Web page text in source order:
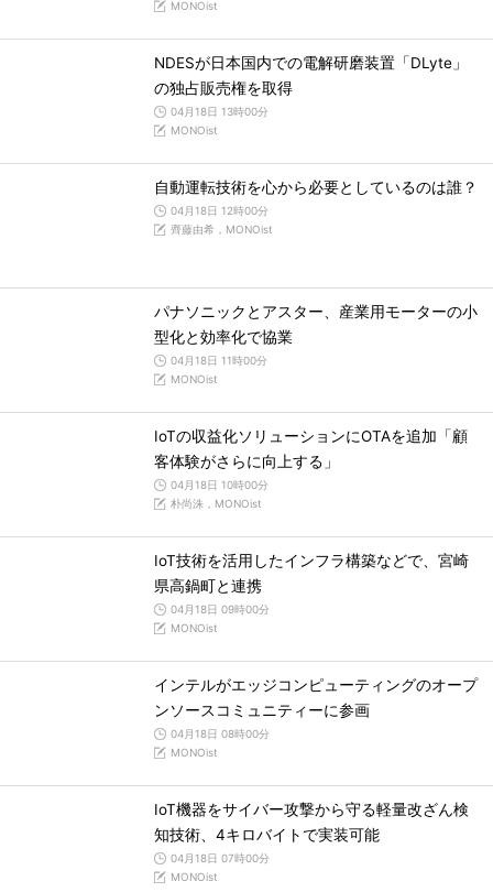
MONOist
NDESが日本国内での電解研磨装置「DLyte」
の独占販売権を取得
04月18日 13時00分
MONOist
自動運転技術を心から必要としているのは誰？
04月18日 12時00分
齊藤由希，MONOist
パナソニックとアスター、産業用モーターの小
型化と効率化で協業
04月18日 11時00分
MONOist
IoTの収益化ソリューションにOTAを追加「顧
客体験がさらに向上する」
04月18日 10時00分
朴尚洙，MONOist
IoT技術を活用したインフラ構築などで、宮崎
県高鍋町と連携
04月18日 09時00分
MONOist
インテルがエッジコンピューティングのオープ
ンソースコミュニティーに参画
04月18日 08時00分
MONOist
IoT機器をサイバー攻撃から守る軽量改ざん検
知技術、4キロバイトで実装可能
04月18日 07時00分
MONOist